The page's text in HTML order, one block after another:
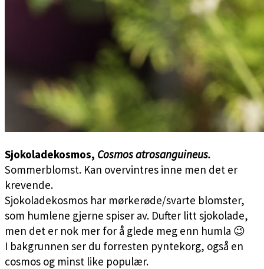
Sjokoladekosmos, Cosmos atrosanguineus.
Sommerblomst. Kan overvintres inne men det er
krevende.
Sjokoladekosmos har mørkerøde/svarte blomster,
som humlene gjerne spiser av. Dufter litt sjokolade,
men det er nok mer for å glede meg enn humla 😉
I bakgrunnen ser du forresten pyntekorg, også en
cosmos og minst like populær.